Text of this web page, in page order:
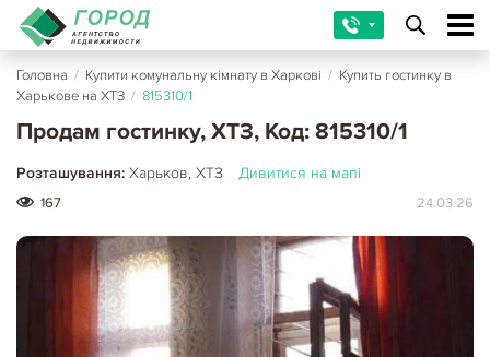
Головна / Купити комунальну кімнату в Харкові / Купить гостинку в
Харькове на ХТЗ / 815310/1
Продам гостинку, ХТЗ, Код: 815310/1
Розташування: Харьков, ХТЗ Дивитися на мапі
167 24.03.26